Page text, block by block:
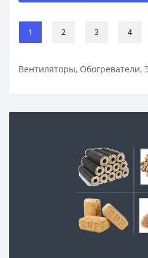
1 2 3 4
Вентиляторы, Обогреватели,